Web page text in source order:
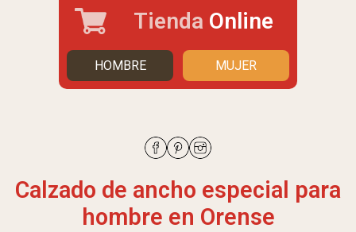
Tienda Online
HOMBRE MUJER
Calzado de ancho especial para
hombre en Orense